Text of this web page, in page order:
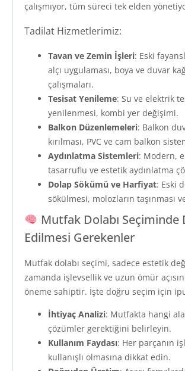
çalışmıyor, tüm süreci tek elden
Tadilat Hizmetlerimiz:
Tavan ve Zemin İşleri: Eski
alçı uygulaması, boya ve duvar
çalışmaları.
Tesisat Yenileme: Su ve elektrik
yenilenmesi, kombi yer değişimi.
Balkon Düzenlemeleri: Balkon
kırılması, PVC ve cam balkon
Aydınlatma Sistemleri: Modern,
tasarruflu ve estetik aydınlatma
Dolap Sökümü ve Harfiyat: Eski
sökülmesi, molozların taşınması
Mutfak Dolabı Seçiminde
Edilmesi Gerekenler
Mutfak dolabı seçimi, sadece estetik
zamanda işlevsellik ve uzun ömür
öneme sahiptir. İşte doğru seçim için
İhtiyaç Analizi: Mutfakta hangi
çözümler gerektiğini belirleyin.
Kullanım Faydası: Her parçanın
kullanışlı olmasına dikkat edin.